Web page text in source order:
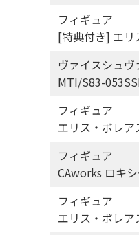
フィギュア
[特典付き] エリ
ヴァイスシュ
MTI/S83-
フィギュア
エリス・ボレ
フィギュア
CAworks ロキ
フィギュア
エリス・ボレ